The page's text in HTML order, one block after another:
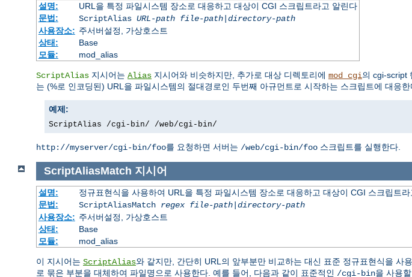
설명:
URL을 특정 파일시스템 장소로 대응하고 대상이 CGI 스크립트라고 알린다
문법:
ScriptAlias URL-path file-path|directory-path
사용장소: 주서버설정, 가상호스트
상태:
Base
모듈:
mod_alias
ScriptAlias 지시어는 Alias 지시어와 비슷하지만, 추가로 대상 디렉토리에 mod_cgi의 cgi-script
는 (%로 인코딩된) URL을 파일시스템의 절대경로인 두번째 아규먼트로 시작하는 스크립트에 대응한
예제:
ScriptAlias /cgi-bin/ /web/cgi-bin/
http://myserver/cgi-bin/foo를 요청하면 서버는 /web/cgi-bin/foo 스크립트를 실행한다.
ScriptAliasMatch 지시어
설명:
정규표현식을 사용하여 URL을 특정 파일시스템 장소로 대응하고 대상이 CGI 스크립트
문법:
ScriptAliasMatch regex file-path| directory-path
사용장소: 주서버설정, 가상호스트
상태:
Base
모듈:
mod_alias
이 지시어는 ScriptAlias와 같지만, 간단히 URL의 앞부분만 비교하는 대신 표준 정규표현식을 사
로 묶은 부분을 대체하여 파일명으로 사용한다. 예를 들어, 다음과 같이 표준적인 /cgi-bin을 사용